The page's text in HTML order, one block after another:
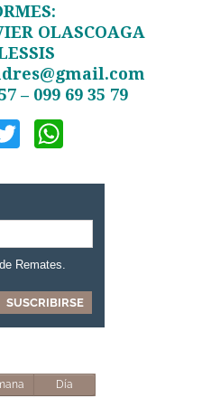
OLASCOAGA
– 099 69 35 79
Twitter
Remates.
Día